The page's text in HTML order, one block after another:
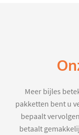
Meer bijles
pakketten bent u
bepaalt
betaalt